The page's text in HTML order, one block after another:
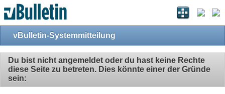
vBulletin-Systemmitteilung
Du bist nicht angemeldet oder du hast keine Rechte
diese Seite zu betreten. Dies könnte einer der Gründe
sein: